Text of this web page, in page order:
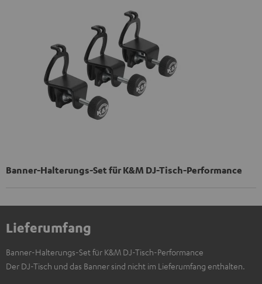
Banner-Halterungs-Set für K&M DJ-Tisch-Performance
Lieferumfang
Banner-Halterungs-Set für K&M DJ-Tisch-Performance
Der DJ-Tisch und das Banner sind nicht im Lieferumfang enthalten.